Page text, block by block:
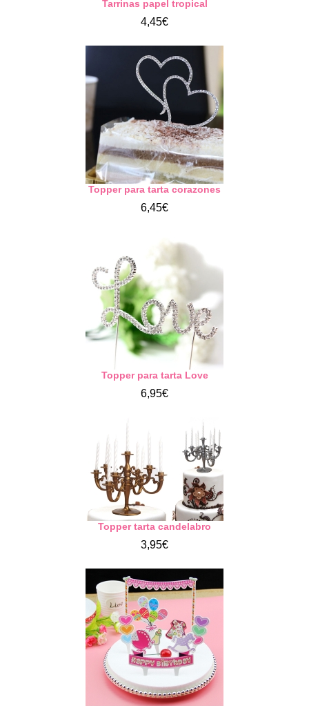
Tarrinas papel tropical
4,45€
Topper para tarta corazones
6,45€
Topper para tarta Love
6,95€
Topper tarta candelabro
3,95€